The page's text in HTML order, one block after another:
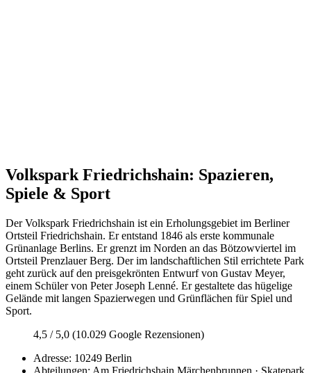
Volkspark Friedrichshain: Spazieren,
Spiele & Sport
Der Volkspark Friedrichshain ist ein Erholungsgebiet im Berliner
Ortsteil Friedrichshain. Er entstand 1846 als erste kommunale
Grünanlage Berlins. Er grenzt im Norden an das Bötzowviertel im
Ortsteil Prenzlauer Berg. Der im landschaftlichen Stil errichtete Park
geht zurück auf den preisgekrönten Entwurf von Gustav Meyer,
einem Schüler von Peter Joseph Lenné. Er gestaltete das hügelige
Gelände mit langen Spazierwegen und Grünflächen für Spiel und
Sport.
4,5 / 5,0 (10.029 Google Rezensionen)
Adresse: 10249 Berlin
Abteilungen: Am Friedrichshain Märchenbrunnen · Skatepark